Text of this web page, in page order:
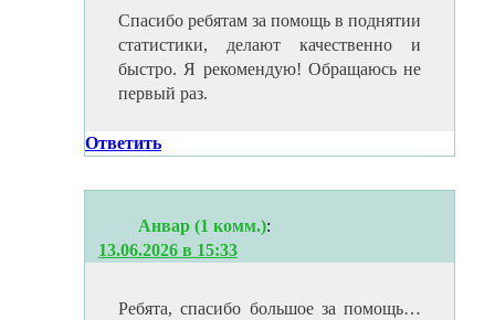
Спасибо ребятам за помощь в поднятии
статистики, делают качественно и
быстро. Я рекомендую! Обращаюсь не
первый раз.
Ответить
Анвар (1 комм.):
13.06.2026 в 15:33
Ребята, спасибо большое за помощь…